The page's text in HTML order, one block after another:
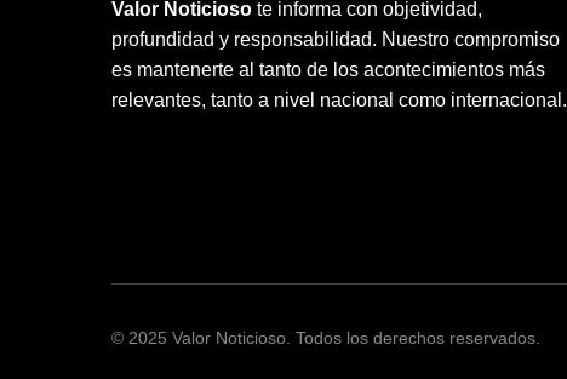
Valor Noticioso te informa con objetividad,
profundidad y responsabilidad. Nuestro compromiso
es mantenerte al tanto de los acontecimientos más
relevantes, tanto a nivel nacional como internacional.
© 2025 Valor Noticioso. Todos los derechos reservados.